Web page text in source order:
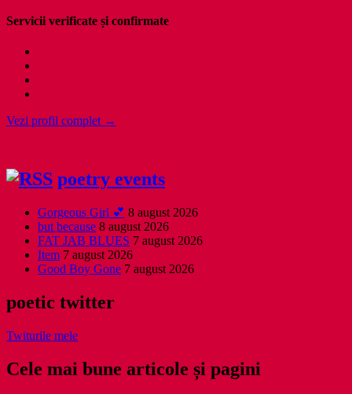
Servicii verificate și confirmate
Vezi profil complet →
poetry events
Gorgeous Girl 💕 8 august 2026
but because 8 august 2026
FAT JAB BLUES 7 august 2026
Item 7 august 2026
Good Boy Gone 7 august 2026
poetic twitter
Twiturile mele
Cele mai bune articole și pagini